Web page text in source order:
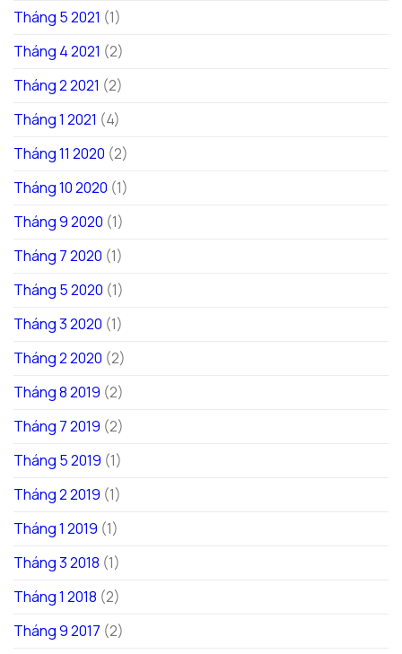
Tháng 5 2021 (1)
Tháng 4 2021 (2)
Tháng 2 2021 (2)
Tháng 1 2021 (4)
Tháng 11 2020 (2)
Tháng 10 2020 (1)
Tháng 9 2020 (1)
Tháng 7 2020 (1)
Tháng 5 2020 (1)
Tháng 3 2020 (1)
Tháng 2 2020 (2)
Tháng 8 2019 (2)
Tháng 7 2019 (2)
Tháng 5 2019 (1)
Tháng 2 2019 (1)
Tháng 1 2019 (1)
Tháng 3 2018 (1)
Tháng 1 2018 (2)
Tháng 9 2017 (2)